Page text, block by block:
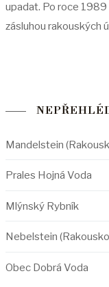
upadat. Po roce 1989
zásluhou rakouských
Mandelstein
Prales Hojná Voda
Mlýnský Rybník
Nebelstein
Obec Dobrá Voda